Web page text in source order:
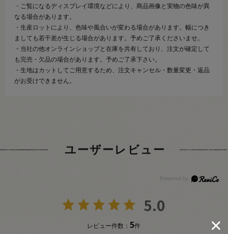
・ご覧になるディスプレイ環境などにより、商品画像と実物の色味が異
なる場合があります。
・生産ロットにより、色味や風合いが変わる場合があります。幅につき
ましても若干差が生じる場合があります。予めご了承くださいませ。
・当社の他オンラインショップと在庫を共有しており、注文が確定して
も完売・欠品の場合があります。予めご了承下さい。
・生地はカットしてご用意するため、注文キャンセル・数量変更・返品
がお受けできません。
ユーザーレビュー
5.0
レビュー件数：5件